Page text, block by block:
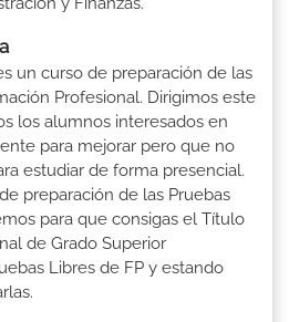
un curso de preparación de las
Profesional. Dirigimos este
los alumnos interesados en
para mejorar pero que no
estudiar de forma presencial.
preparación de las Pruebas
para que consigas el Título
de Grado Superior
Libres de FP y estando